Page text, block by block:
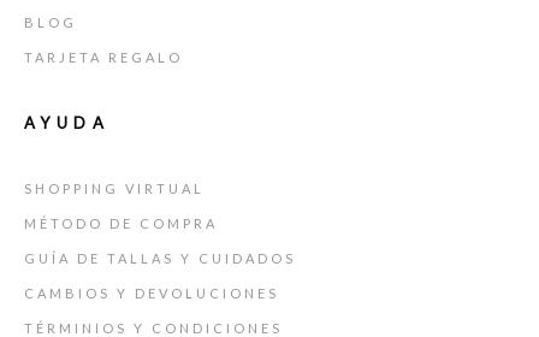
BLOG
TARJETA REGALO
AYUDA
SHOPPING VIRTUAL
MÉTODO DE COMPRA
GUÍA DE TALLAS Y CUIDADOS
CAMBIOS Y DEVOLUCIONES
TÉRMINIOS Y CONDICIONES